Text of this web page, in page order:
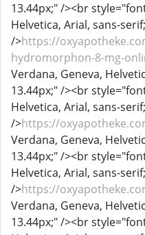
13.44px;" /><br
Helvetica, Arial, sans-
/>https://
hydromorphon-8-mg-
Verdana, Geneva,
13.44px;" /><br
Helvetica, Arial, sans-
/>https://
Verdana, Geneva,
13.44px;" /><br
Helvetica, Arial, sans-
/>https://
Verdana, Geneva,
13.44px;" /><br